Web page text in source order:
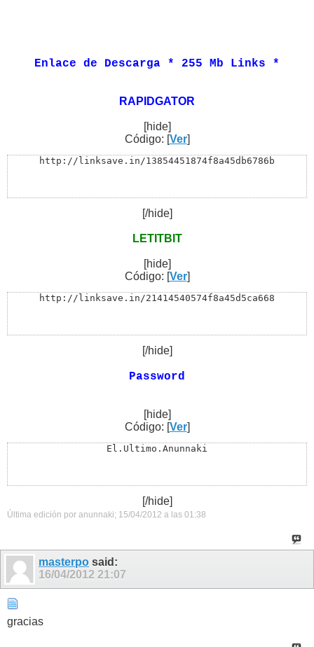
Enlace de Descarga * 255 Mb Links *
RAPIDGATOR
[hide]
Código: [Ver]
http://linksave.in/13854451874f8a45db6786b
[/hide]
LETITBIT
[hide]
Código: [Ver]
http://linksave.in/21414540574f8a45d5ca668
[/hide]
Password
[hide]
Código: [Ver]
El.Ultimo.Anunnaki
[/hide]
Última edición por anunnaki; 15/04/2012 a las 01:38
masterpo said:
16/04/2012 21:07
gracias